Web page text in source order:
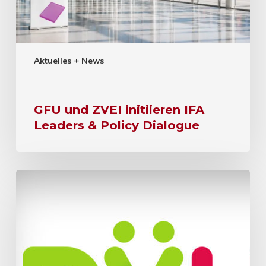
Aktuelles + News
GFU und ZVEI initiieren IFA
Leaders & Policy Dialogue